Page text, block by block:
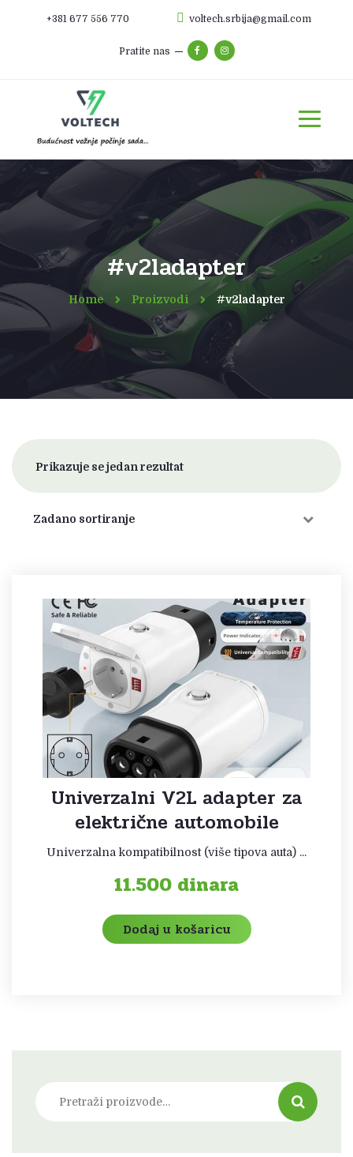
+381 677 556 770 voltech.srbija@gmail.com
Pratite nas
#v2ladapter
Home Proizvodi #v2ladapter
Prikazuje se jedan rezultat
Univerzalni V2L adapter za
električne automobile
Univerzalna kompatibilnost (više tipova auta) ...
11.500 dinara
Dodaj u košaricu